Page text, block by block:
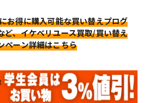
お得に購入可能な買い替えプログ
ど、イケベリユース買取/買い替え
ペーン詳細はこちら